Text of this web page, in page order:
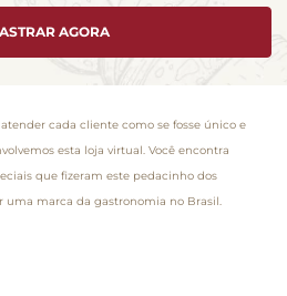
AGORA
cada cliente como se fosse único e
esta loja virtual. Você encontra
que fizeram este pedacinho dos
uma marca da gastronomia no Brasil.